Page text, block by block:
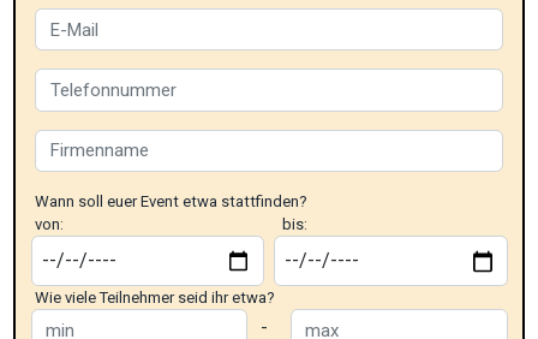
Wann soll euer Event etwa stattfinden?
von:
bis:
Wie viele Teilnehmer seid ihr etwa?
-